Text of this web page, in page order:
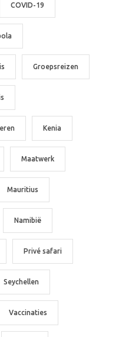
COVID-19
Groepsreizen
Kenia
Maatwerk
Mauritius
Namibië
Privé safari
Seychellen
Vaccinaties